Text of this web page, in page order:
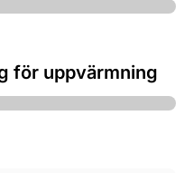
för uppvärmning